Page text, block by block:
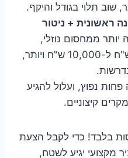
ראשונית + ניטור
יותר ממחסום נוזלי,
ויכולה לנוע בין 5,000 ש"ח ל-10,000 ש"ח ויותר,
נפוץ, ועלול להגיע
קיצוניים.
בלבד! כדי לקבל הצעת
מקצועי יגיע לשטח,